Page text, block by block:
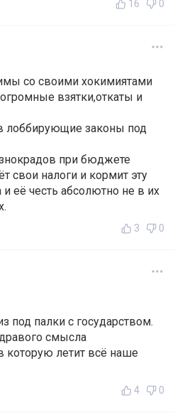
16 0
со своими хокимиятами
взятки,откаты и
лоббирующие законы под
при бюджете
свои налоги и кормит эту
её честь абсолютно не в их
3 0
под палки с государством.
смысла
которую летит всё наше
4 0